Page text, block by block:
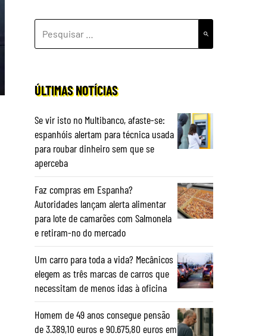
POR:
ÚLTIMAS NOTÍCIAS
Se vir isto no Multibanco, afaste-se:
espanhóis alertam para técnica usada
para roubar dinheiro sem que se
aperceba
Faz compras em Espanha?
Autoridades lançam alerta alimentar
para lote de camarões com Salmonela
e retiram-no do mercado
Um carro para toda a vida? Mecânicos
elegem as três marcas de carros que
necessitam de menos idas à oficina
Homem de 49 anos consegue pensão
de 3.389,10 euros e 90.675,80 euros em